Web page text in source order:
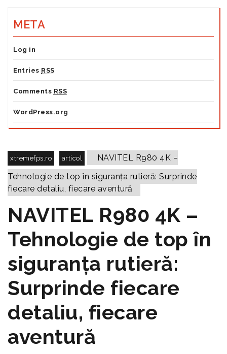
META
Log in
Entries RSS
Comments RSS
WordPress.org
xtremefps.ro articol
NAVITEL R980 4K –
Tehnologie de top în siguranța rutieră: Surprinde
fiecare detaliu, fiecare aventură
NAVITEL R980 4K –
Tehnologie de top în
siguranța rutieră:
Surprinde fiecare
detaliu, fiecare
aventură